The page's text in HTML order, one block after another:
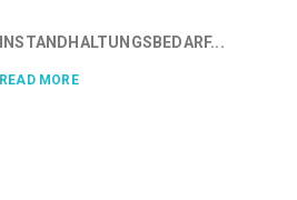
INSTANDHALTUNGSBEDARF...
READ MORE